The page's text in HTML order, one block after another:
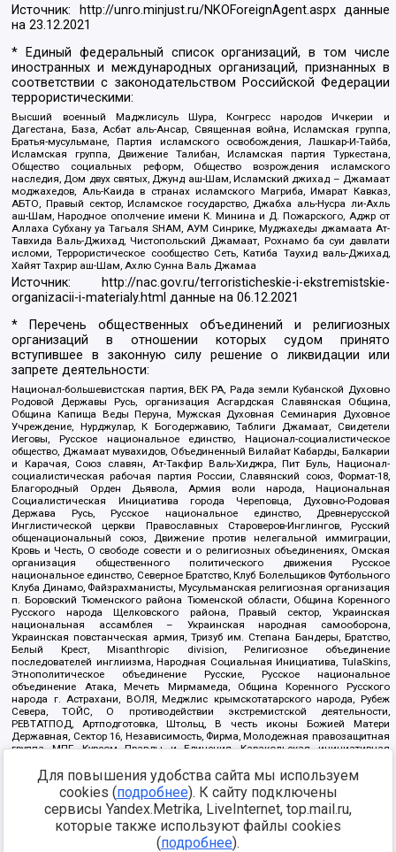
Источник: http://unro.minjust.ru/NKOForeignAgent.aspxданные
на23.12.2021
* Единый федеральный список организаций, в том числе
иностранных и международных организаций, признанных в
соответствии с законодательством Российской Федерации
террористическими:
Высший военный Маджлисуль Шура, Конгресс народов Ичкерии и
Дагестана, База, Асбат аль-Ансар, Священная война, Исламская группа,
Братья-мусульмане, Партия исламского освобождения, Лашкар-И-Тайба,
Исламская группа, Движение Талибан, Исламская партия Туркестана,
Общество социальных реформ, Общество возрождения исламского
наследия, Дом двух святых, Джунд аш-Шам, Исламский джихад – Джамаат
моджахедов, Аль-Каида в странах исламского Магриба, Имарат Кавказ,
АБТО, Правый сектор, Исламское государство, Джабха аль-Нусра ли-Ахль
аш-Шам, Народное ополчение имени К. Минина и Д. Пожарского, Аджр от
Аллаха Субхану уа Тагьаля SHAM, АУМ Синрике, Муджахеды джамаата Ат-
Тавхида Валь-Джихад, Чистопольский Джамаат, Рохнамо ба суи давлати
исломи, Террористическое сообщество Сеть, Катиба Таухид валь-Джихад,
Хайят Тахрир аш-Шам, Ахлю Сунна Валь Джамаа
Источник:
http://nac.gov.ru/terroristicheskie-i-ekstremistskie-
organizacii-i-materialy.html данные на06.12.2021
* Перечень общественных объединений и религиозных
организаций в отношении которых судом принято
вступившее в законную силу решение о ликвидации или
запрете деятельности:
Национал-большевистская партия, ВЕК РА, Рада земли Кубанской Духовно
Родовой Державы Русь, организация Асгардская Славянская Община,
Община Капища Веды Перуна, Мужская Духовная Семинария Духовное
Учреждение, Нурджулар, К Богодержавию, Таблиги Джамаат, Свидетели
Иеговы, Русское национальное единство, Национал-социалистическое
общество, Джамаат мувахидов, Объединенный Вилайат Кабарды, Балкарии
и Карачая, Союз славян, Ат-Такфир Валь-Хиджра, Пит Буль, Национал-
социалистическая рабочая партия России, Славянский союз, Формат-18,
Благородный Орден Дьявола, Армия воли народа, Национальная
Социалистическая Инициатива города Череповца, Духовно-Родовая
Держава Русь, Русское национальное единство, Древнерусской
Инглистической церкви Православных Староверов-Инглингов, Русский
общенациональный союз, Движение против нелегальной иммиграции,
Кровь и Честь, О свободе совести и о религиозных объединениях, Омская
организация общественного политического движения Русское
национальное единство, Северное Братство, Клуб Болельщиков Футбольного
Клуба Динамо, Файзрахманисты, Мусульманская религиозная организация
п. Боровский Тюменского района Тюменской области, Община Коренного
Русского народа Щелковского района, Правый сектор, Украинская
национальная ассамблея – Украинская народная самооборона,
Украинская повстанческая армия, Тризуб им. Степана Бандеры, Братство,
Белый Крест, Misanthropic division, Религиозное объединение
последователей инглиизма, Народная Социальная Инициатива, TulaSkins,
Этнополитическое объединение Русские, Русское национальное
объединение Атака, Мечеть Мирмамеда, Община Коренного Русского
народа г. Астрахани, ВОЛЯ, Меджлис крымскотатарского народа, Рубеж
Севера, ТОЙС, О противодействии экстремистской деятельности,
РЕВТАТПОД, Артподготовка, Штольц, В честь иконы Божией Матери
Державная, Сектор 16, Независимость, Фирма, Молодежная правозащитная
группа МПГ, Курсом Правды и Единения, Каракольская инициативная
Благотворительный пансионат Ак Умут, Русская республика Русь,
Арестантское уголовное единство, Башкорт, Нация и свобода, W.H.С., Фалунь
Дафа, Иртыш Ultras, Русский Патриотический клуб-Новокузнецк/РПК,
Сибирский державный союз, Фонд борьбы с коррупцией, Фонд защиты прав
граждан, Штабы Навального, Совет граждан СССР Прикубанского округа г.
Для повышения удобства сайта мы используем
cookies (подробнее). К сайту подключены
сервисы Yandex.Metrika, LiveInternet, top.mail.ru,
которые также используют файлы cookies
(подробнее).